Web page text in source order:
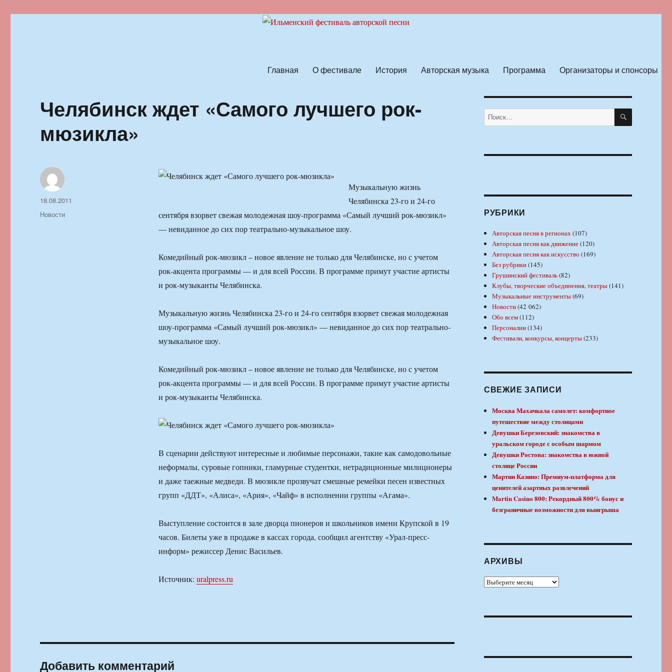
Главная О фестивале История Авторская музыка Программа Организаторы и спонсоры
Челябинск ждет «Самого лучшего рок-
мюзикла»
Музыкальную жизнь
Челябинска 23-го и 24-го
сентября взорвет свежая молодежная шоу-программа «Самый лучший рок-мюзикл»
— невиданное до сих пор театрально-музыкальное шоу.
Комедийный рок-мюзикл – новое явление не только для Челябинске, но с учетом
рок-акцента программы — и для всей России. В программе примут участие артисты
и рок-музыканты Челябинска.
Музыкальную жизнь Челябинска 23-го и 24-го сентября взорвет свежая молодежная
шоу-программа «Самый лучший рок-мюзикл» — невиданное до сих пор театрально-
музыкальное шоу.
Комедийный рок-мюзикл – новое явление не только для Челябинске, но с учетом
рок-акцента программы — и для всей России. В программе примут участие артисты
и рок-музыканты Челябинска.
В сценарии действуют интересные и любимые персонажи, такие как самодовольные
неформалы, суровые гопники, гламурные студентки, нетрадиционные милиционеры
и даже таежные медведи. В мюзикле прозвучат смешные ремейки песен известных
групп «ДДТ», «Алиса», «Ария», «Чайф» в исполнении группы «Агама».
Выступление состоится в зале дворца пионеров и школьников имени Крупской в 19
часов. Билеты уже в продаже в кассах города, сообщил агентству «Урал-пресс-
информ» режиссер Денис Васильев.
Источник: uralpress.ru
Автор
Опубликовано
18.08.2011
Рубрики
Новости
Добавить комментарий
Искать: ПОИСК
РУБРИКИ
Авторская песня в регионах(107)
Авторская песня как движение(120)
Авторская песня как искусство (169)
Без рубрики(145)
Грушинский фестиваль(82)
Клубы, творческие объединения, театры(141)
Музыкальные инструменты(69)
Новости(42 062)
Обо всем(112)
Персоналии(134)
Фестивали, конкурсы, концерты(233)
СВЕЖИЕ ЗАПИСИ
Москва Махачкала самолет: комфортное
путешествие между столицами
Девушки Березовский: знакомства в
уральском городе с особым шармом
Девушки Ростова: знакомства в южной
столице России
Мартин Казино: Премиум-платформа для
ценителей азартных развлечений
Martin Casino 800: Рекордный 800% бонус и
безграничные возможности для выигрыша
АРХИВЫ
Архивы